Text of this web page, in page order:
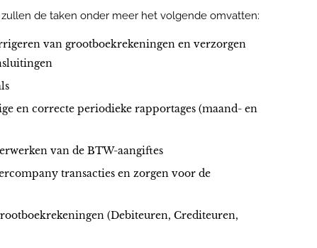
de taken onder meer het volgende omvatten:
van grootboekrekeningen en verzorgen
en correcte periodieke rapportages (maand- en
van de BTW-aangiftes
transacties en zorgen voor de
(Debiteuren, Crediteuren,